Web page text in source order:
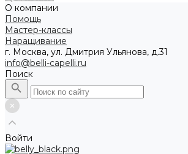
О компании
Помощь
Мастер-классы
Наращивание
г. Москва, ул. Дмитрия Ульянова, д.31
info@belli-capelli.ru
Поиск
Войти